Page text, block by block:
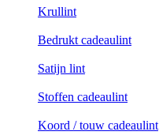
Krullint
Bedrukt cadeaulint
Satijn lint
Stoffen cadeaulint
Koord / touw cadeaulint